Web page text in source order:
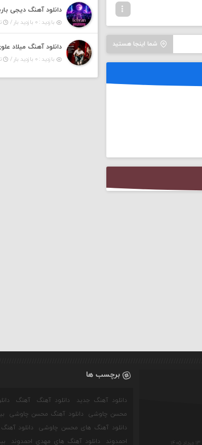
شما اینجا هستید
بازدید : ۰ بازدید بار /
بازدید : ۰ بازدید بار /
برچسب ها
دانلود آهنگ جدید دانلود آهنگ آهنگ
محسن چاوشی
دانلود آهنگ محسن چاوشی
دانلود آهنگ های محسن چاوشی
دانلود
احمدوند
دانلود آهنگ های مهدی احمدوند